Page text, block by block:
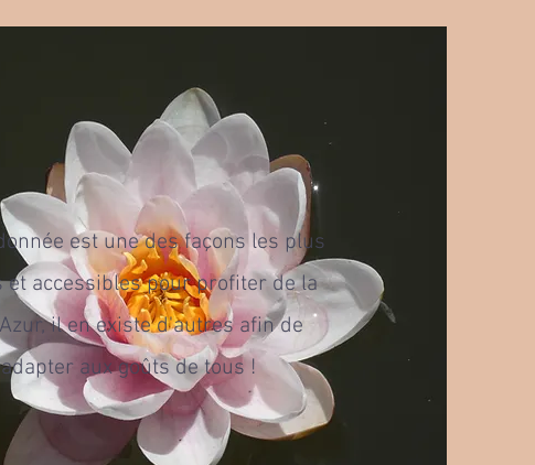
est une des façons les plus
et accessibles pour profiter de la
il en existe d'autres afin de
aux goûts de tous !